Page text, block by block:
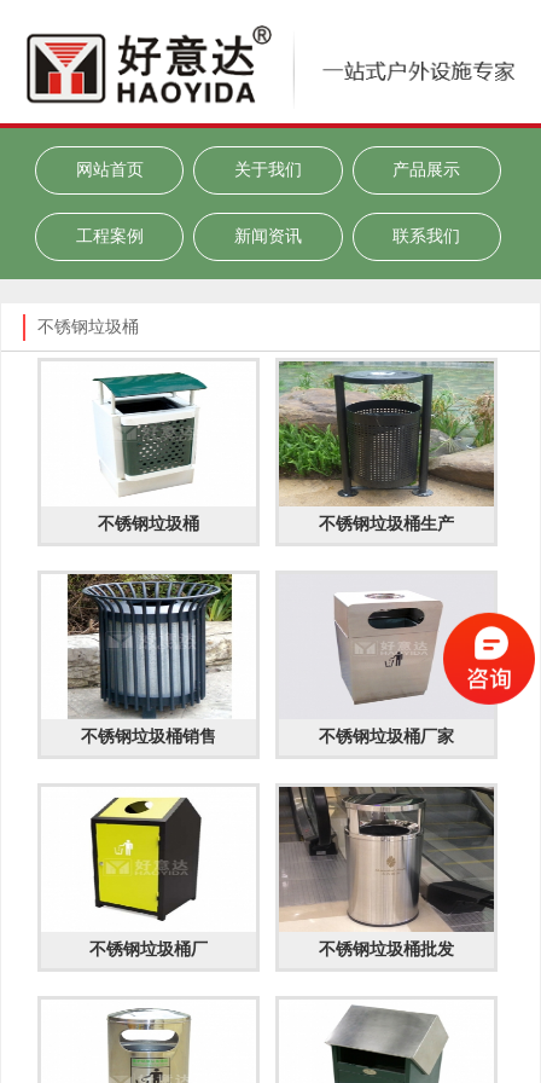
网站首页 关于我们 产品展示
工程案例 新闻资讯 联系我们
不锈钢垃圾桶
不锈钢垃圾桶 不锈钢垃圾桶生产
不锈钢垃圾桶销售 不锈钢垃圾桶厂家
不锈钢垃圾桶厂 不锈钢垃圾桶批发